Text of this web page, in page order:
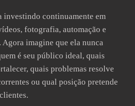
investindo continuamente em
fotografia, automação e
imagine que ela nunca
é seu público ideal, quais
quais problemas resolve
ou qual posição pretende